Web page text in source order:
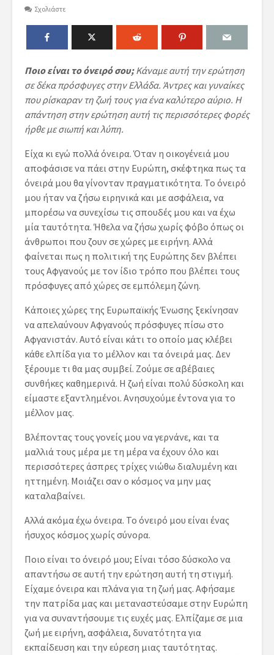
Σχολιάστε
Ποιο είναι το όνειρό σου;Κάναμε αυτή την ερώτηση
σε δέκα πρόσφυγες στην Ελλάδα. Άντρες και γυναίκες
που ρίσκαραν τη ζωή τους για ένα καλύτερο αύριο. Η
απάντηση στην ερώτηση αυτή τις περισσότερες φορές
ήρθε με σιωπή και λύπη.
Είχα κι εγώ πολλά όνειρα. Όταν η οικογένειά μου
αποφάσισε να πάει στην Ευρώπη, σκέφτηκα πως τα
όνειρά μου θα γίνονταν πραγματικότητα. Το όνειρό
μου ήταν να ζήσω ειρηνικά και με ασφάλεια, να
μπορέσω να συνεχίσω τις σπουδές μου και να έχω
μία ταυτότητα. Ήθελα να ζήσω χωρίς φόβο όπως οι
άνθρωποι που ζουν σε χώρες με ειρήνη. Αλλά
φαίνεται πως η πολιτική της Ευρώπης δεν βλέπει
τους Αφγανούς με τον ίδιο τρόπο που βλέπει τους
πρόσφυγες από χώρες σε εμπόλεμη ζώνη.
Κάποιες χώρες της Ευρωπαϊκής Ένωσης ξεκίνησαν
να απελαύνουν Αφγανούς πρόσφυγες πίσω στο
Αφγανιστάν. Αυτό είναι κάτι το οποίο μας κλέβει
κάθε ελπίδα για το μέλλον και τα όνειρά μας. Δεν
ξέρουμε τι θα μας συμβεί. Ζούμε σε αβέβαιες
συνθήκες καθημερινά. Η ζωή είναι πολύ δύσκολη και
είμαστε εξαντλημένοι. Ανησυχούμε έντονα για το
μέλλον μας.
Βλέποντας τους γονείς μου να γερνάνε, και τα
μαλλιά τους μέρα με τη μέρα να έχουν όλο και
περισσότερες άσπρες τρίχες νιώθω διαλυμένη και
ηττημένη. Μοιάζει σαν ο κόσμος να μην μας
καταλαβαίνει.
Αλλά ακόμα έχω όνειρα. Το όνειρό μου είναι ένας
ήσυχος κόσμος χωρίς σύνορα.
Ποιο είναι το όνειρό μου; Είναι τόσο δύσκολο να
απαντήσω σε αυτή την ερώτηση αυτή τη στιγμή.
Είχαμε όνειρα και πλάνα για τη ζωή μας. Αφήσαμε
την πατρίδα μας και μεταναστεύσαμε στην Ευρώπη
για να συναντήσουμε τις ευχές μας. Ελπίζαμε σε μια
ζωή με ειρήνη, ασφάλεια, δυνατότητα για
εκπαίδευση και την εύρεση μιας ταυτότητας.